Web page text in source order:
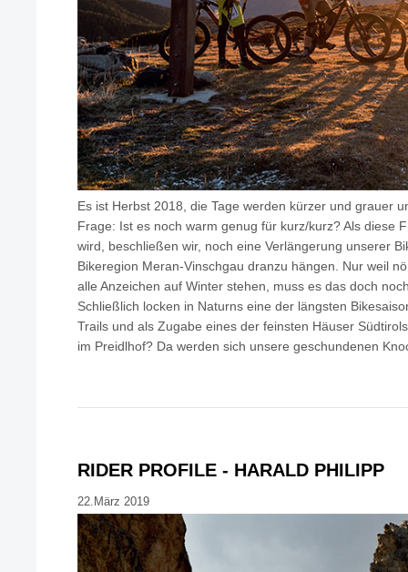
Es ist Herbst 2018, die Tage werden kürzer und grauer
Frage: Ist es noch warm genug für kurz/kurz? Als diese
wird, beschließen wir, noch eine Verlängerung unserer
Bikeregion Meran-Vinschgau dranzu hängen. Nur weil
alle Anzeichen auf Winter stehen, muss es das doch
Schließlich locken in Naturns eine der längsten
Trails und als Zugabe eines der feinsten Häuser
im Preidlhof? Da werden sich unsere geschundenen
RIDER PROFILE - HARALD PHILIPP
22.März 2019